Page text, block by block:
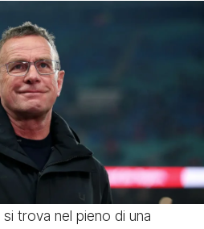
si trova nel pieno di una